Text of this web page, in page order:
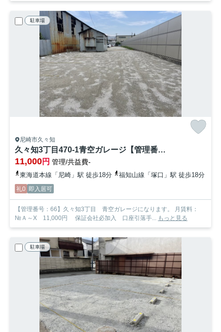
駐車場
尼崎市久々知
久々知3丁目470-1青空ガレージ【管理番号66】
11,000円 管理/共益費-
東海道本線「尼崎」駅 徒歩18分 福知山線「塚口」駅 徒歩18分
礼0 即入居可
【管理番号：66】久々知3丁目 青空ガレージになります。 月賃料：
№Ａ～X 11,000円 保証会社必加入 口座引落手...
もっと見る
駐車場